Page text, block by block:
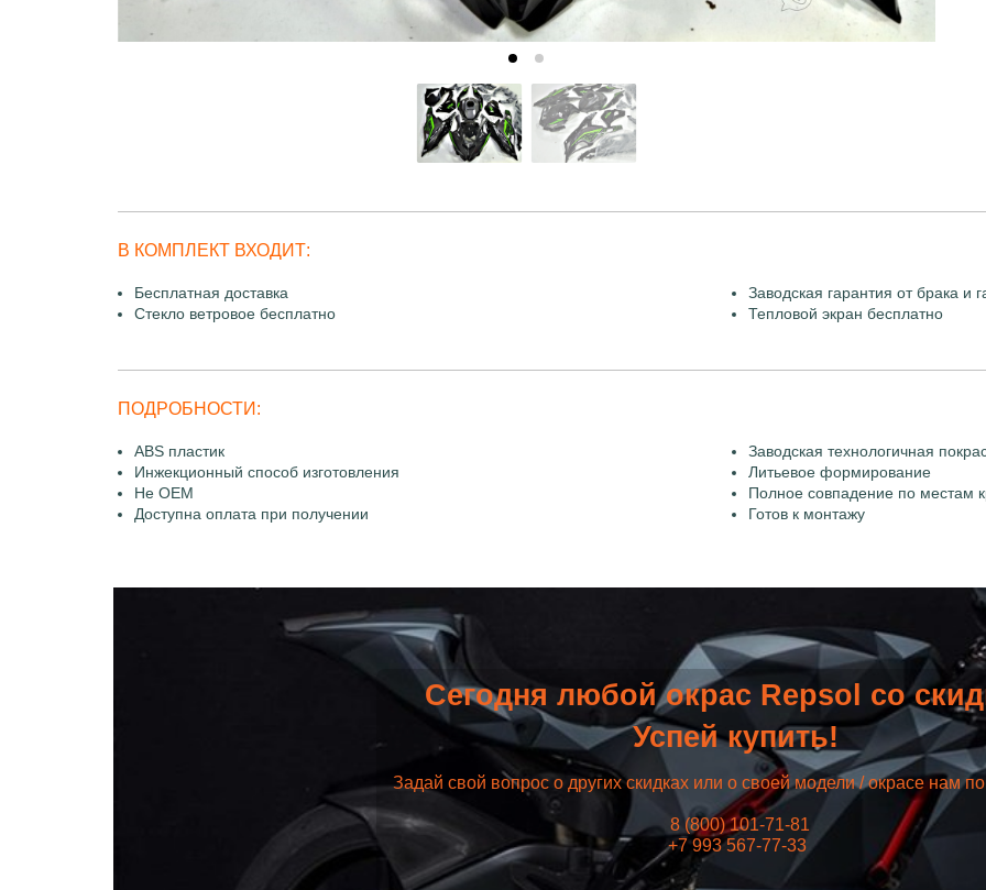
В КОМПЛЕКТ ВХОДИТ:
Бесплатная доставка
Заводская гарантия от брака и
Стекло ветровое бесплатно
Тепловой экран бесплатно
ПОДРОБНОСТИ:
ABS пластик
Заводская технологичная
Инжекционный способ изготовления
Литьевое формирование
Не OEM
Полное совпадение по местам
Доступна оплата при получении
Готов к монтажу
Сегодня любой окрас Repsol со
Успей купить!
Задай свой вопрос о других скидках или о своей модели / окрасе нам
8 (800) 101-71-81
+7 993 567-77-33